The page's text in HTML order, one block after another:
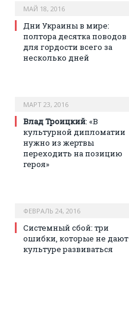
МАЙ 18, 2016
Дни Украины в мире:
полтора десятка поводов
для гордости всего за
несколько дней
МАРТ 23, 2016
Влад Троицкий: «В
культурной дипломатии
нужно из жертвы
переходить на позицию
героя»
ФЕВРАЛЬ 24, 2016
Системный сбой: три
ошибки, которые не дают
культуре развиваться